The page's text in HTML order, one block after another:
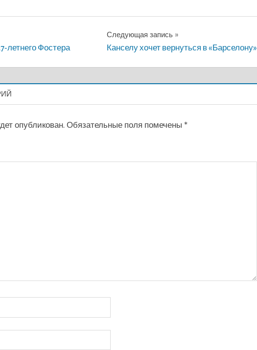
летнего Фостера
Следующая запись
Канселу хочет вернуться в «Барселону»
опубликован.Обязательные поля помечены *